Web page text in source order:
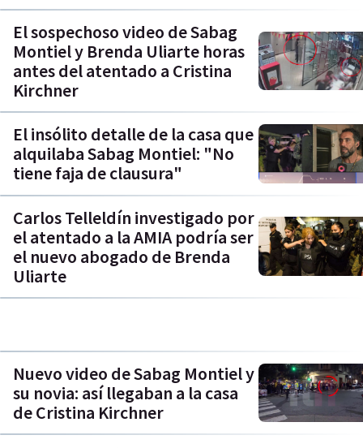
El sospechoso video de Sabag
Montiel y Brenda Uliarte horas
antes del atentado a Cristina
Kirchner
El insólito detalle de la casa que
alquilaba Sabag Montiel: "No
tiene faja de clausura"
Carlos Telleldín investigado por
el atentado a la AMIA podría ser
el nuevo abogado de Brenda
Uliarte
Nuevo video de Sabag Montiel y
su novia: así llegaban a la casa
de Cristina Kirchner